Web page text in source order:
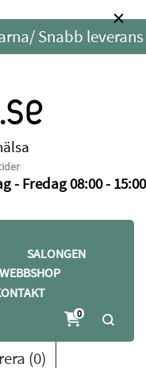
Snabb leverans
- Fredag 08:00 - 15:00
SALONGEN
WEBBSHOP
0
Avlastningar
(0)